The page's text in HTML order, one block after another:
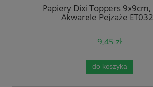
Papiery Dixi Toppers 9x9cm,
Akwarele Pejzaże
9,45 zł
do koszyka